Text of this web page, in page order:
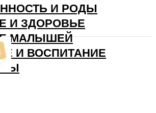
И РОДЫ
И ЗДОРОВЬЕ
МАЛЫШЕЙ
И ВОСПИТАНИЕ